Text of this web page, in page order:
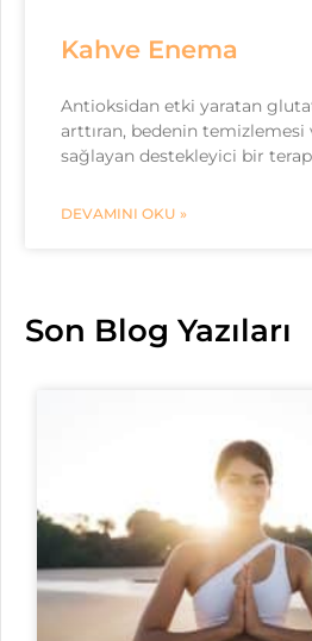
Kahve Enema
Antioksidan etki yaratan
arttıran, bedenin temizlemesi
sağlayan destekleyici bir
DEVAMINI OKU »
Son Blog Yazıları